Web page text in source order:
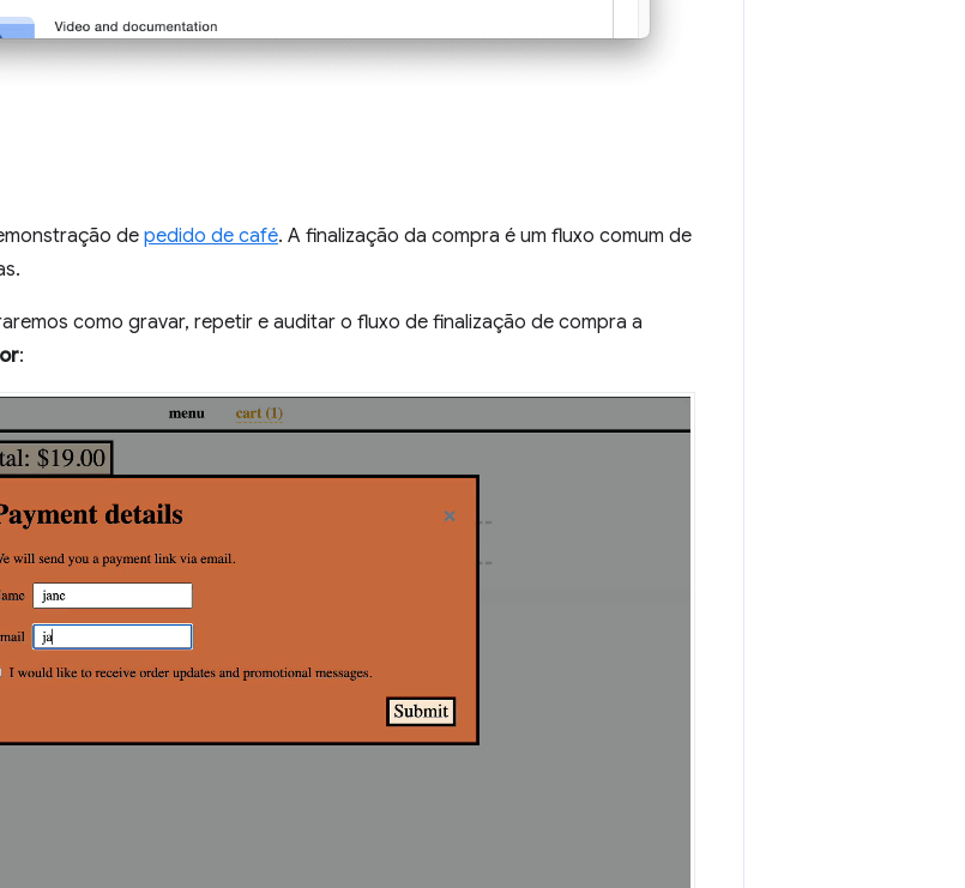
de pedido de café. A finalização da compra é um fluxo comum de
como gravar, repetir e auditar o fluxo de finalização de compra a
: